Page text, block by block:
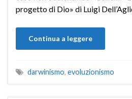
progetto di Dio» di Luigi
Continua a leggere
darwinismo, evoluzionismo